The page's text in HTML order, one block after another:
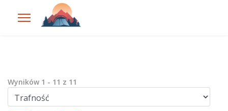
Wyników 1 - 11 z 11